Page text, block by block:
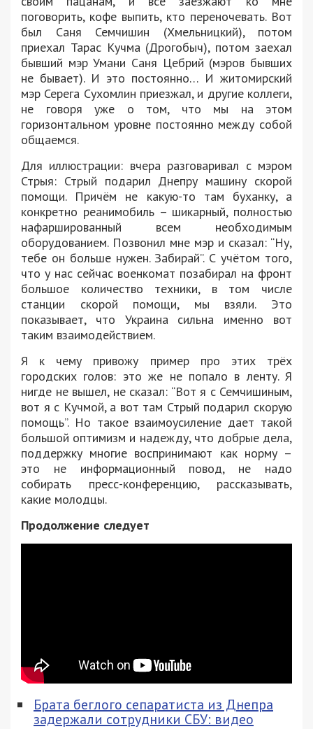
поговорить, кофе выпить, кто переночевать. Вот
был Саня Семчишин (Хмельницкий), потом
приехал Тарас Кучма (Дрогобыч), потом заехал
бывший мэр Умани Саня Цебрий (мэров бывших
не бывает). И это постоянно… И житомирский
мэр Серега Сухомлин приезжал, и другие коллеги,
не говоря уже о том, что мы на этом
горизонтальном уровне постоянно между собой
общаемся.
Для иллюстрации: вчера разговаривал с мэром
Стрыя: Стрый подарил Днепру машину скорой
помощи. Причём не какую-то там буханку, а
конкретно реанимобиль – шикарный, полностью
нафаршированный всем необходимым
оборудованием. Позвонил мне мэр и сказал: “Ну,
тебе он больше нужен. Забирай”. С учётом того,
что у нас сейчас военкомат позабирал на фронт
большое количество техники, в том числе
станции скорой помощи, мы взяли. Это
показывает, что Украина сильна именно вот
таким взаимодействием.
Я к чему привожу пример про этих трёх
городских голов: это же не попало в ленту. Я
нигде не вышел, не сказал: “Вот я с Семчишиным,
вот я с Кучмой, а вот там Стрый подарил скорую
помощь”. Но такое взаимоусиление дает такой
большой оптимизм и надежду, что добрые дела,
поддержку многие воспринимают как норму –
это не информационный повод, не надо
собирать пресс-конференцию, рассказывать,
какие молодцы.
Продолжение следует
Брата беглого сепаратиста из Днепра
задержали сотрудники СБУ: видео